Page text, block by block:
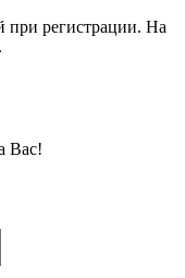
при регистрации. На
Вас!